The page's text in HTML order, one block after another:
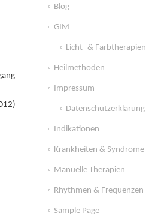
Blog
GIM
Licht- & Farbtherapien
Heilmethoden
Impressum
Datenschutzerklärung
Indikationen
Krankheiten & Syndrome
Manuelle Therapien
Rhythmen & Frequenzen
Sample Page